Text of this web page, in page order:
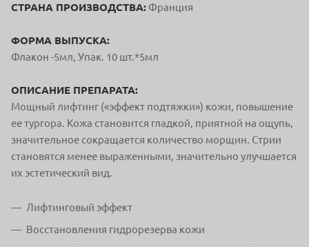
СТРАНА ПРОИЗВОДСТВА: Франция
ФОРМА ВЫПУСКА:
Флакон -5мл, Упак. 10 шт.*5мл
ОПИСАНИЕ ПРЕПАРАТА:
Мощный лифтинг («эффект подтяжки») кожи, повышение
ее тургора. Кожа становится гладкой, приятной на ощупь,
значительное сокращается количество морщин. Стрии
становятся менее выраженными, значительно улучшается
их эстетический вид.
Лифтинговый эффект
Восстановления гидрорезерва кожи